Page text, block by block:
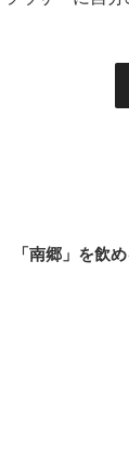
「南郷」を飲